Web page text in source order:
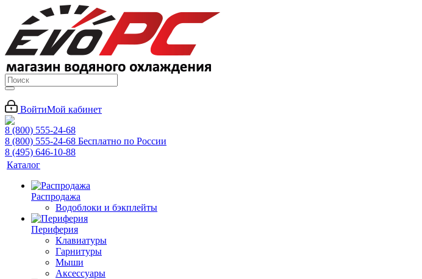
ВойтиМой кабинет
8 (800) 555-24-68
8 (800) 555-24-68 Бесплатно по России
8 (495) 646-10-88
Каталог
Распродажа
Водоблоки и бэкплейты
Периферия
Клавиатуры
Гарнитуры
Мыши
Аксессуары